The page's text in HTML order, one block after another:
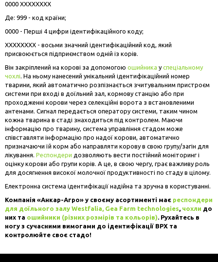
0000 ХХХХХХХХ
Де: 999 - код країни;
0000 - Перші 4 цифри ідентифікаційного коду;
ХХХХХХХХ - восьми значний ідентифікаційний код, який
присвоюється підприємством одній із корів.
Він закріплений на корові за допомогою ошийника у спеціальному
чохлі. На ньому нанесений унікальний ідентифікаційний номер
тварини, який автоматично розпізнається зчитувальним пристроєм
системи при вході в доїльний зал, кормову станцію або при
проходженні корови через селекційні ворота з встановленими
антенами. Сигнал передається оператору системи, таким чином
кожна тварина в стаді знаходиться під контролем. Маючи
інформацію про тварину, система управління стадом може
співставляти інформацію про надої корови, автоматично
призначаючи їй корм або направляти корову в свою групу/загін для
лікування. Респондери дозволяють вести постійний моніторинг і
оцінку корови або групи корів. А це, в свою чергу, грає важливу роль
для досягнення високої молочної продуктивності по стаду в цілому.
Електронна система ідентифікації надійна та зручна в користуванні.
Компанія «Анкар-Агро» у своєму асортименті має респондери
для доїльного залу Westfalia, Gea Farm technologies, чохли до
них та ошийники (різних розмірів та кольорів). Рухайтесь в
ногу з сучасними вимогами до ідентифікації ВРХ та
контролюйте своє стадо!